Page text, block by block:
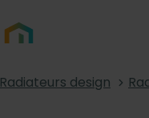
Radiateurs design